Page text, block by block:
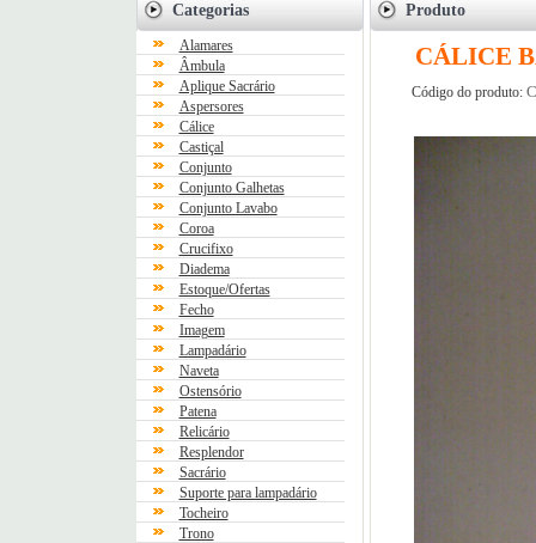
Categorias
Alamares
Âmbula
Aplique Sacrário
Aspersores
Cálice
Castiçal
Conjunto
Conjunto Galhetas
Conjunto Lavabo
Coroa
Crucifixo
Diadema
Estoque/Ofertas
Fecho
Imagem
Lampadário
Naveta
Ostensório
Patena
Relicário
Resplendor
Sacrário
Suporte para lampadário
Tocheiro
Trono
Produto
CÁLICE
Código do produto: